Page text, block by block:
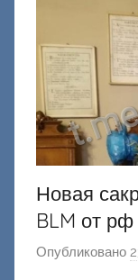
Новая
BLM от
Опубликовано